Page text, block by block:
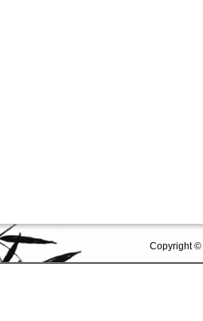
Copyright ©